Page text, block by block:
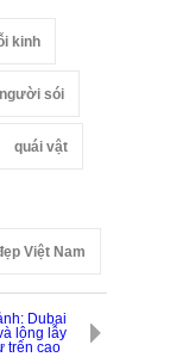
kinh
người sói
quái vật
Việt Nam
Dubai
lộng lẫy
trên cao